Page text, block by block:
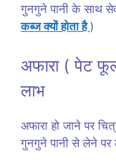
गुनगुने पानी के साथ
कब्ज क्यों होता है)
अफारा ( पेट
लाभ
अफारा हो जाने पर
गुनगुने पानी से लेने पर